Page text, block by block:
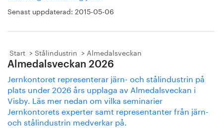
Senast uppdaterad: 2015-05-06
Start Stålindustrin Almedalsveckan
Almedalsveckan 2026
Jernkontoret representerar järn- och stålindustrin på
plats under 2026 års upplaga av Almedalsveckan i
Visby. Läs mer nedan om vilka seminarier
Jernkontorets experter samt representanter från järn-
och stålindustrin medverkar på.